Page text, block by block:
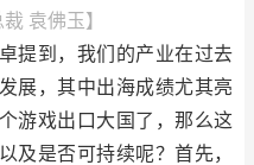
袁佛玉】
提到，我们的产业在过去
展，其中出海成绩尤其亮
游戏出口大国了，那么这
及是否可持续呢？首先，